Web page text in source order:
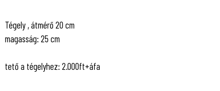
Tégely , átmérő 20 cm
magasság: 25 cm
tető a tégelyhez: 2.000ft+áfa